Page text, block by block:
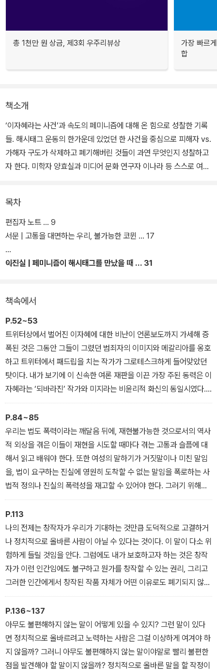
총 1천만 원 상금, 제3회 우주리뷰상
가장 빠르
합
책소개
‘이자혜라는 사건’과 속도의 페미니즘에 대해 온 힘으로 성찰한 기록
들. 해시태그 운동의 한가운데 있었던 한 사건을 중심으로 피해자 vs.
가해자 구도가 삭제하고 폐기해버린 것들이 과연 무엇인지 성찰하고
자 한다. 미학자 양효실과 미디어 문화 연구자 이나라 등 스스로 여성
가해자를 신속하게 제거해야 피해자를 도울 수 있다는 믿음이 놓치고
있는 것들은 무엇일까. 그럼으로써 피해자 중심주의는 피해자를 계속
담은 이 기록은 페미니즘을 다시 사유하고 보다 폭넓은 논의를 불러
목차
편집자 노트 … 9
서문 | 고통을 대면하는 우리, 불가능한 코뮌 … 17
이진실 | 페미니즘이 해시태그를 만났을 때 … 31
책속에서
P.52~53
트위터상에서 벌어진 이자혜에 대한 비난이 언론보도까지 가세해 증
폭된 것은 그동안 그들이 그렸던 범죄자의 이미지와 메갈리아를 옹호
하고 트위터에서 패드립을 치는 작가가 그로테스크하게 들어맞았던
탓이다. 내가 보기에 이 신속한 여론 재판을 이끈 가장 주된 동력은 이
자혜라는 ‘되바라진’ 작가와 미지라는 비윤리적 화신의 동일시였다.
만화 속 허구의 캐릭터를 단번에 작가의 민낯으로 단정지어버린 것이
다. 이것은 분명 범주의 오류지만, 그녀를 범죄자 취급하기 이전에 따
져 보아야 할 범주 따위는 쓰나미 같은 격류 안에서는 보이지 않았다.
- 페미니즘이 해시태그를 만났을 때
P.84~85
우리는 법도 폭력이라는 깨달음 뒤에, 재현불가능한 것으로서의 역사
적 외상을 겪은 이들이 재현을 시도할 때마다 겪는 고통과 슬픔에 대
해서 읽고 배워야 한다. 또한 여성의 말하기가 거짓말이나 미친 말임
을, 법이 요구하는 진실에 영원히 도착할 수 없는 말임을 폭로하는 사
법적 정의나 진실의 폭력성을 재고할 수 있어야 한다. 그러기 위해서
는 여성의 말하기가 갖는 힘, ‘가치’를 보존할 다른 장소를 발굴해야
한다. 물론 그곳은 대체로 우리 눈에 잘 보이지 않았지만, 그런 자리는
늘 있어 왔다. 거짓말하는 여자, 믿을 수 없는 여자들을 위반적인 여성
으로 재배치하는 실천은 남성지배의 문화 아래에서 암류로 계속 흘러
왔고 지금도 흐르고 있다.
- 이 여자들을 보라
P.113
나의 전제는 창작자가 우리가 기대하는 것만큼 도덕적으로 고결하거
나 정치적으로 올바른 사람이 아닐 수 있다는 것이다. 이 말이 다소 위
험하게 들릴 것임을 안다. 그럼에도 내가 보호하고자 하는 것은 창작
자가 이런 인간임에도 불구하고 뭔가를 창작할 수 있는 권리, 그리고
그러한 인간에게서 창작된 작품 자체가 어떤 이유로도 폐기되지 않을
권리다. 아마도 이자혜는 타인의 고통을 착취했고, 그런 방식으로 작
품을 창작했다. 그렇다고 해서 <미지의 세계>가 범죄 사실의 기록이
나 범죄 행위 그 자체가 될 수는 없다.
- 아직 제목을 정하지 못했습니다
P.136~137
아무도 불편해하지 않는 말이 어떻게 있을 수 있지? 그런 말이 있다
면 정치적으로 올바르려고 노력하는 사람은 그걸 이상하게 여겨야 하
지 않을까? 그러니 아무도 불편해하지 않는 말이야말로 빨리 불편한
점을 발견해야 할 말이지 않을까? 정치적으로 올바른 말을 할 작정이